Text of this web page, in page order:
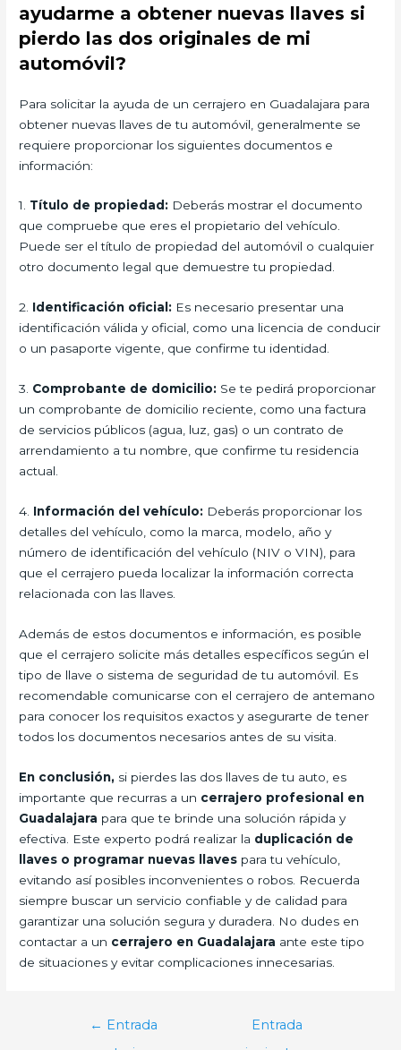
ayudarme a obtener nuevas llaves si
pierdo las dos originales de mi
automóvil?
Para solicitar la ayuda de un cerrajero en Guadalajara para
obtener nuevas llaves de tu automóvil, generalmente se
requiere proporcionar los siguientes documentos e
información:
1. Título de propiedad: Deberás mostrar el documento
que compruebe que eres el propietario del vehículo.
Puede ser el título de propiedad del automóvil o cualquier
otro documento legal que demuestre tu propiedad.
2. Identificación oficial: Es necesario presentar una
identificación válida y oficial, como una licencia de conducir
o un pasaporte vigente, que confirme tu identidad.
3. Comprobante de domicilio: Se te pedirá proporcionar
un comprobante de domicilio reciente, como una factura
de servicios públicos (agua, luz, gas) o un contrato de
arrendamiento a tu nombre, que confirme tu residencia
actual.
4. Información del vehículo: Deberás proporcionar los
detalles del vehículo, como la marca, modelo, año y
número de identificación del vehículo (NIV o VIN), para
que el cerrajero pueda localizar la información correcta
relacionada con las llaves.
Además de estos documentos e información, es posible
que el cerrajero solicite más detalles específicos según el
tipo de llave o sistema de seguridad de tu automóvil. Es
recomendable comunicarse con el cerrajero de antemano
para conocer los requisitos exactos y asegurarte de tener
todos los documentos necesarios antes de su visita.
En conclusión, si pierdes las dos llaves de tu auto, es
importante que recurras a un cerrajero profesional en
Guadalajara para que te brinde una solución rápida y
efectiva. Este experto podrá realizar la duplicación de
llaves o programar nuevas llaves para tu vehículo,
evitando así posibles inconvenientes o robos. Recuerda
siempre buscar un servicio confiable y de calidad para
garantizar una solución segura y duradera. No dudes en
contactar a un cerrajero en Guadalajara ante este tipo
de situaciones y evitar complicaciones innecesarias.
Navegación
← Entrada
Entrada